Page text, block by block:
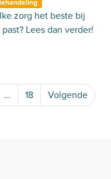
zorg het beste bij
Lees dan verder!
... 18 Volgende